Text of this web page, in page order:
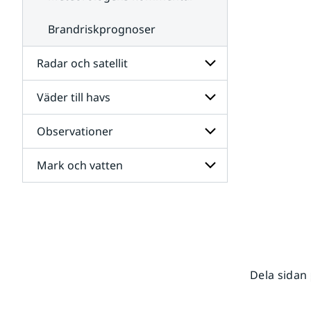
Brandriskprognoser
Radar och satellit
Undersidor
för
Radar
och
satellit
Väder till havs
Undersidor
för
Väder
till
havs
Observationer
Undersidor
för
Mark och vatten
Dela sidan